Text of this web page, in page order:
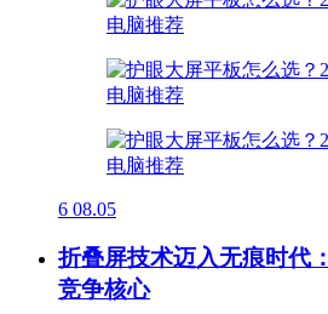
6 08.05
折叠屏技术迈入无痕时代
竞争核心